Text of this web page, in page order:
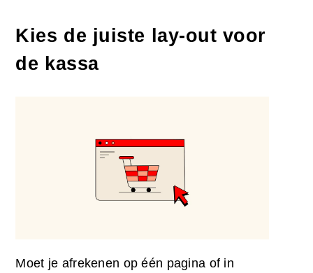
Kies de juiste lay-out voor
de kassa
Moet je afrekenen op één pagina of in